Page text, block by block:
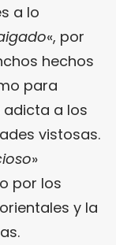
a lo
«, por
hechos
para
adicta a los
vistosas.
»
por los
y la